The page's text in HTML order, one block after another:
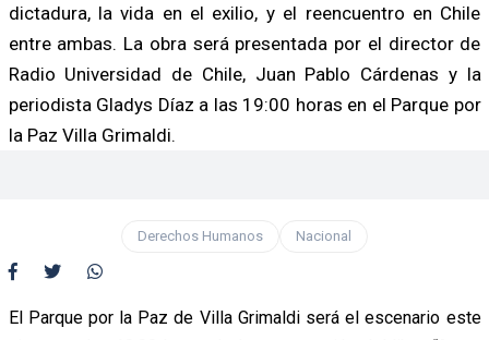
dictadura, la vida en el exilio, y el reencuentro en Chile
entre ambas. La obra será presentada por el director de
Radio Universidad de Chile, Juan Pablo Cárdenas y la
periodista Gladys Díaz a las 19:00 horas en el Parque por
la Paz Villa Grimaldi.
Derechos Humanos Nacional
El Parque por la Paz de Villa Grimaldi será el escenario este